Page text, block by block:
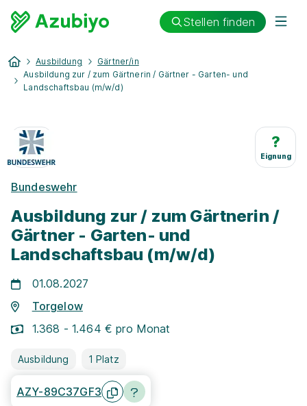
Stellen finden
Ausbildung
Gärtner/in
Ausbildung zur / zum Gärtnerin / Gärtner - Garten- und
Landschaftsbau (m/w/d)
?
Eignung
Bundeswehr
Ausbildung zur / zum Gärtnerin /
Gärtner - Garten- und
Landschaftsbau (m/w/d)
01.08.2027
Torgelow
1.368 - 1.464 € pro Monat
Ausbildung 1 Platz
AZY-89C37GF3